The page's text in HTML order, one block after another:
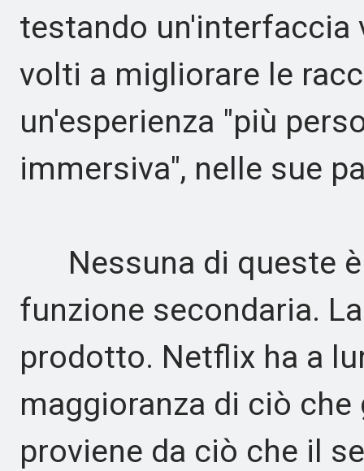
testando un'interfaccia
volti a migliorare le
un'esperienza "più
immersiva", nelle sue
Nessuna di queste è
funzione secondaria.
prodotto. Netflix ha a
maggioranza di ciò
proviene da ciò che il